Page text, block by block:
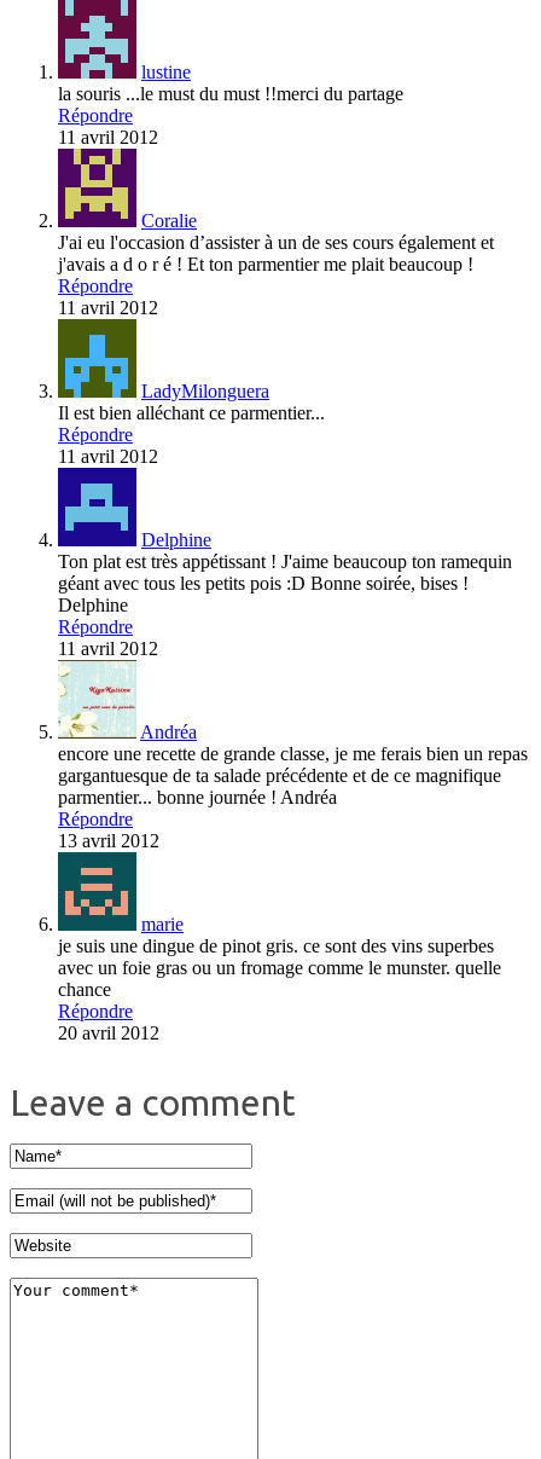
lustine
la souris ...le must du must !!merci du partage
Répondre
11 avril 2012
Coralie
J'ai eu l'occasion d’assister à un de ses cours également et
j'avais a d o r é ! Et ton parmentier me plait beaucoup !
Répondre
11 avril 2012
LadyMilonguera
Il est bien alléchant ce parmentier...
Répondre
11 avril 2012
Delphine
Ton plat est très appétissant ! J'aime beaucoup ton ramequin
géant avec tous les petits pois :D Bonne soirée, bises !
Delphine
Répondre
11 avril 2012
Andréa
encore une recette de grande classe, je me ferais bien un repas
gargantuesque de ta salade précédente et de ce magnifique
parmentier... bonne journée ! Andréa
Répondre
13 avril 2012
marie
je suis une dingue de pinot gris. ce sont des vins superbes
avec un foie gras ou un fromage comme le munster. quelle
chance
Répondre
20 avril 2012
Leave a comment